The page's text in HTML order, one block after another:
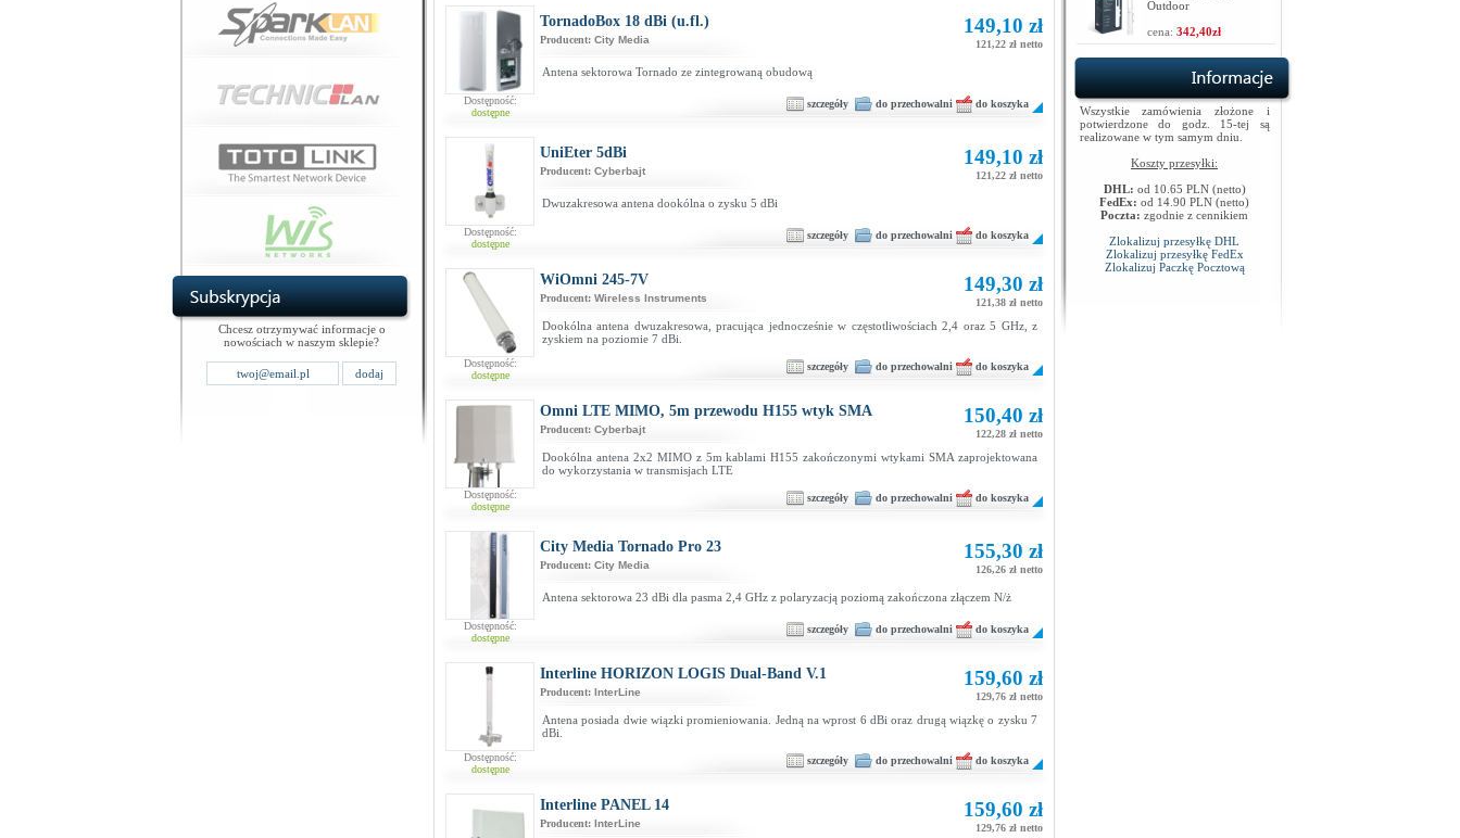
Chcesz otrzymywać informacje o
nowościach w naszym sklepie?
Dostępność:
dostępne
TornadoBox 18 dBi (u.fl.)
Producent: City Media
149,10 zł
121,22 zł netto
Antena sektorowa Tornado ze zintegrowaną obudową
szczegóły do przechowalni do koszyka
Dostępność:
dostępne
UniEter 5dBi
Producent: Cyberbajt
149,10 zł
121,22 zł netto
Dwuzakresowa antena dookólna o zysku 5 dBi
szczegóły do przechowalni do koszyka
Dostępność:
dostępne
WiOmni 245-7V
Producent: Wireless Instruments
149,30 zł
121,38 zł netto
Dookólna antena dwuzakresowa, pracująca jednocześnie w częstotliwościach 2,4 oraz 5 GHz, z
zyskiem na poziomie 7 dBi.
szczegóły do przechowalni do koszyka
Dostępność:
dostępne
Omni LTE MIMO, 5m przewodu H155 wtyk SMA
Producent: Cyberbajt
150,40 zł
122,28 zł netto
Dookólna antena 2x2 MIMO z 5m kablami H155 zakończonymi wtykami SMA zaprojektowana
do wykorzystania w transmisjach LTE
szczegóły do przechowalni do koszyka
Dostępność:
dostępne
City Media Tornado Pro 23
Producent: City Media
155,30 zł
126,26 zł netto
Antena sektorowa 23 dBi dla pasma 2,4 GHz z polaryzacją poziomą zakończona złączem N/ż
szczegóły do przechowalni do koszyka
Dostępność:
dostępne
Interline HORIZON LOGIS Dual-Band V.1
Producent: InterLine
159,60 zł
129,76 zł netto
Antena posiada dwie wiązki promieniowania. Jedną na wprost 6 dBi oraz drugą wiązkę o zysku 7
dBi.
szczegóły do przechowalni do koszyka
Interline PANEL 14
Producent: InterLine
159,60 zł
129,76 zł netto
Outdoor
cena: 342,40zł
Wszystkie zamówienia złożone i
potwierdzone do godz. 15-tej są
realizowane w tym samym dniu.
Koszty przesyłki:
DHL: od 10.65 PLN (netto)
FedEx: od 14.90 PLN (netto)
Poczta: zgodnie z cennikiem
Zlokalizuj przesyłkę DHL
Zlokalizuj przesyłkę FedEx
Zlokalizuj Paczkę Pocztową